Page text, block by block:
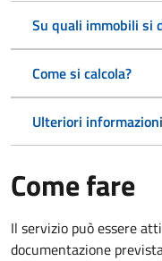
Su quali immobili si
Come si calcola?
Ulteriori informazioni
Come fare
Il servizio può essere
documentazione